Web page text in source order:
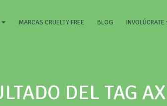
MARCAS CRUELTY FREE BLOG INVOLÚCRATE
DEL TAG